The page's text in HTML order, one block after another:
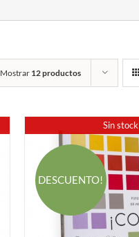
Mostrar 12 productos
Sin stock
DESCUENTO!